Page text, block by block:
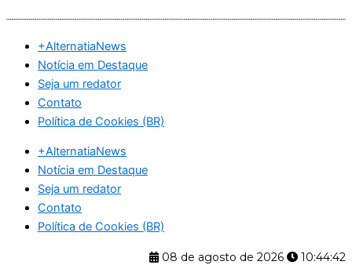
conteúdo
+AlternatiaNews
Notícia em Destaque
Seja um redator
Contato
Política de Cookies (BR)
+AlternatiaNews
Notícia em Destaque
Seja um redator
Contato
Política de Cookies (BR)
08 de agosto de 2026
10:44:43